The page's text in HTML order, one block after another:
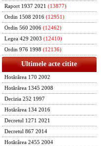
Raport 1937 2021 (13877)
Ordin 1508 2016 (12951)
Ordin 560 2006 (12462)
Legea 429 2003 (12410)
Ordin 976 1998 (12136)
Ultimele acte citite
Hotărârea 170 2002
Hotărârea 1345 2008
Decizia 252 1997
Hotărârea 134 2016
Decretul 1271 2021
Decretul 867 2014
Hotărârea 2455 2004